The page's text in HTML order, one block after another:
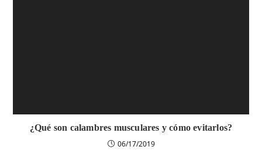
¿Qué son calambres musculares y cómo evitarlos?
06/17/2019